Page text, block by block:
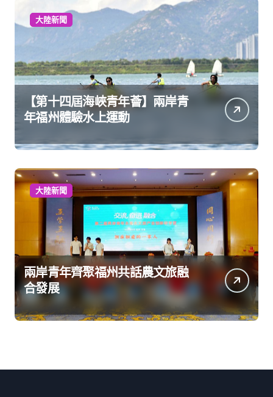
大陸新聞
【第十四屆海峽青年薈】兩岸青
年福州體驗水上運動
大陸新聞
兩岸青年齊聚福州共話農文旅融
合發展